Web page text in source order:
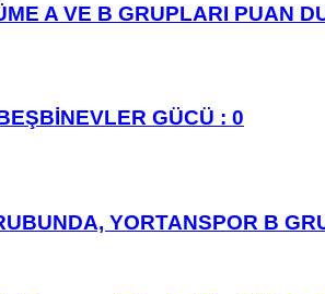
A VE B GRUPLARI PUAN
GÜCÜ : 0
YORTANSPOR B